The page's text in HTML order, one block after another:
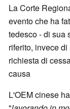
La Corte
evento che ha
tedesco - di sua
riferito, invece
richiesta di
causa
L'OEM cinese